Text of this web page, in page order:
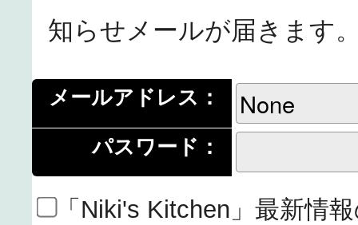
知らせメールが届きます
メールアドレス：
パスワード：
「Niki's Kitchen」最新情